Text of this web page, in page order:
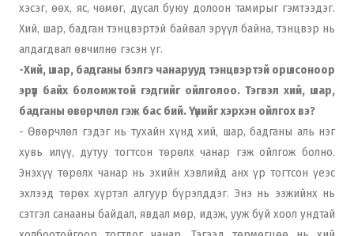
хэсэг, өөх, яс, чөмөг, дусал буюу долоон тамирыг гэмтээдэг.
Хий, шар, бадган тэнцвэртэй байвал эрүүл байна, тэнцвэр нь
алдагдвал өвчилнө гэсэн үг.
-Хий, шар, бадганы бэлгэ чанарууд тэнцвэртэй оршсоноор
эрүүл байх боломжтой гэдгийг ойлголоо. Тэгвэл хий, шар,
бадганы өвөрчлөл гэж бас бий. Үүнийг хэрхэн ойлгох вэ?
- Өвөрчлөл гэдэг нь тухайн хүнд хий, шар, бадганы аль нэг
хувь илүү, дутуу тогтсон төрөлх чанар гэж ойлгож болно.
Энэхүү төрөлх чанар нь эхийн хэвлийд анх үр тогтсон үеэс
эхлээд төрөх хүртэл алгуур бүрэлддэг. Энэ нь ээжийнх нь
сэтгэл санааны байдал, явдал мөр, идэж, ууж буй хоол ундтай